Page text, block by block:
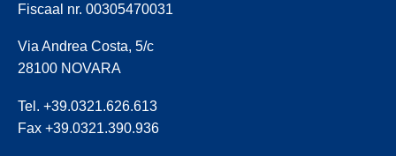
Fiscaal nr. 00305470031
Via Andrea Costa, 5/c
28100 NOVARA
Tel. +39.0321.626.613
Fax +39.0321.390.936